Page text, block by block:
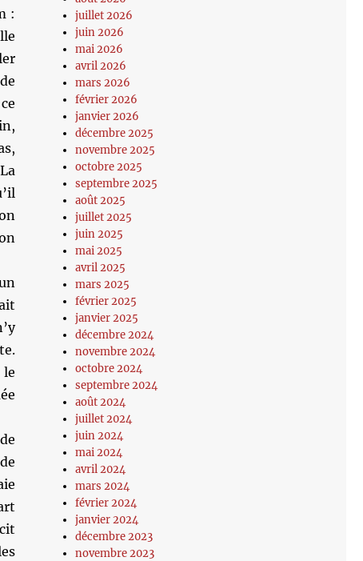
:
le
juillet 2026
juin 2026
mai 2026
avril 2026
mars 2026
février 2026
janvier 2026
décembre 2025
novembre 2025
octobre 2025
septembre 2025
août 2025
juillet 2025
juin 2025
mai 2025
avril 2025
mars 2025
février 2025
janvier 2025
décembre 2024
novembre 2024
octobre 2024
septembre 2024
août 2024
juillet 2024
juin 2024
mai 2024
avril 2024
mars 2024
février 2024
janvier 2024
décembre 2023
novembre 2023